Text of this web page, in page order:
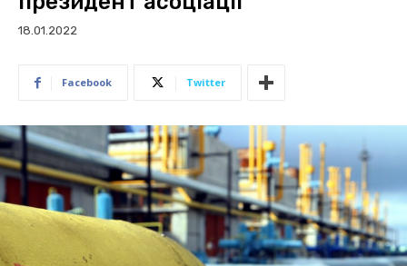
18.01.2022
Facebook Twitter